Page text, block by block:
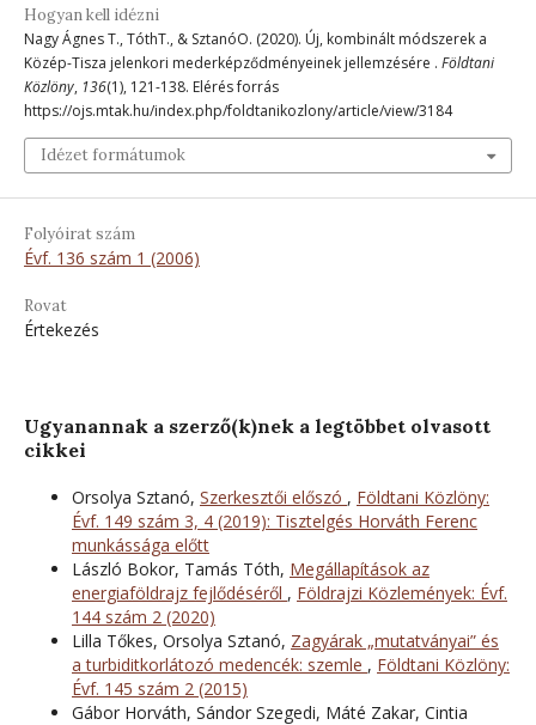
Hogyan kell idézni
Nagy Ágnes T., TóthT., & SztanóO. (2020). Új, kombinált módszerek a
Közép-Tisza jelenkori mederképződményeinek jellemzésére . Földtani
Közlöny, 136(1), 121-138. Elérés forrás
https://ojs.mtak.hu/index.php/foldtanikozlony/article/view/3184
Idézet formátumok
Folyóirat szám
Évf. 136 szám 1 (2006)
Rovat
Értekezés
Ugyanannak a szerző(k)nek a legtöbbet olvasott
cikkei
Orsolya Sztanó, Szerkesztői előszó , Földtani Közlöny:
Évf. 149 szám 3, 4 (2019): Tisztelgés Horváth Ferenc
munkássága előtt
László Bokor, Tamás Tóth, Megállapítások az
energiaföldrajz fejlődéséről , Földrajzi Közlemények: Évf.
144 szám 2 (2020)
Lilla Tőkes, Orsolya Sztanó, Zagyárak „mutatványai” és
a turbiditkorlátozó medencék: szemle , Földtani Közlöny:
Évf. 145 szám 2 (2015)
Gábor Horváth, Sándor Szegedi, Máté Zakar, Cintia